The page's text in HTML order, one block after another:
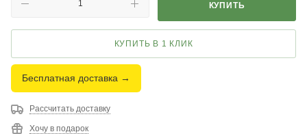
КУПИТЬ
КУПИТЬ В 1 КЛИК
Бесплатная доставка →
Рассчитать доставку
Хочу в подарок